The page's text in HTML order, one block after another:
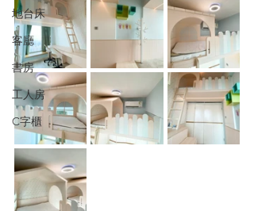
地台床
客廳
書房
工人房
C字櫃